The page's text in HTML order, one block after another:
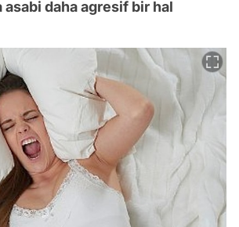
asabi daha agresif bir hal